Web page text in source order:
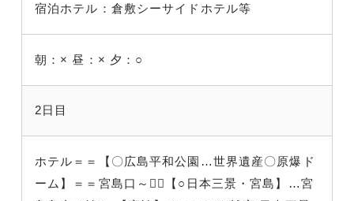
宿泊ホテル：倉敷シーサイドホテル等
朝：× 昼：× 夕：○
2日目
ホテル＝＝【〇広島平和公園…世界遺産〇原爆ド
ーム】＝＝宮島口～～【○日本三景・宮島】…宮